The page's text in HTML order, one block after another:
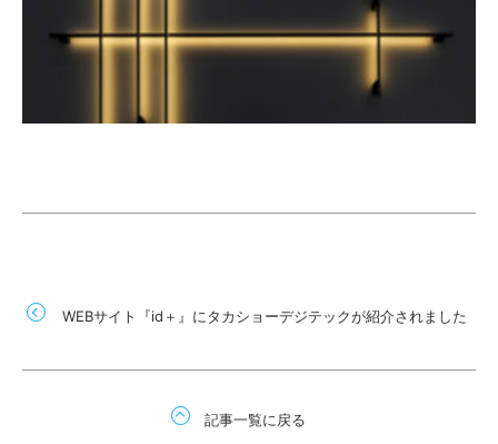
WEBサイト『id＋』にタカショーデジテックが紹介されました
記事一覧に戻る